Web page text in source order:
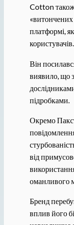
Cotton також
«витончених
платформі,
користувачів.
Він
виявило, що
підробками.
Окремо
від
оманливого
Бренд
вплив його